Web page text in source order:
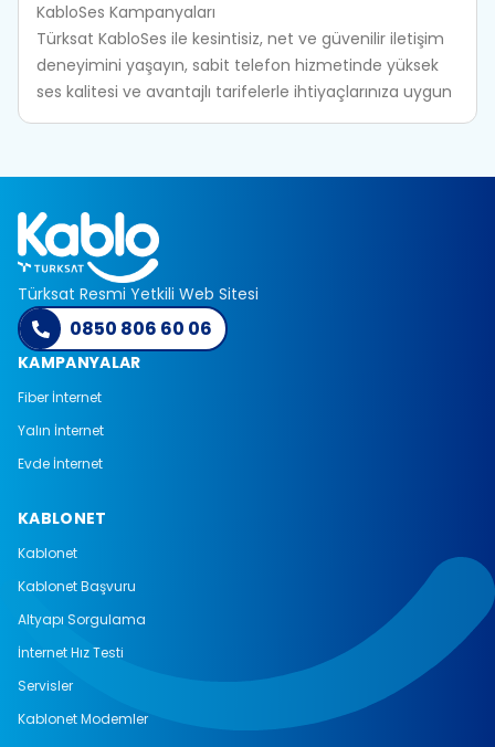
KabloSes Kampanyaları
Türksat KabloSes ile kesintisiz, net ve güvenilir iletişim
deneyimini yaşayın, sabit telefon hizmetinde yüksek
ses kalitesi ve avantajlı tarifelerle ihtiyaçlarınıza uygun
çözüme hızlıca ulaşın.
altyapısı üzerinden sunan modern bir iletişim
çözümüdür. Geleneksel hatlara kıyasla daha kararlı,
daha net ve dış etkenlerden etkilenmeyen bir
görüşme deneyimi sağlar.
Avantajlı Tarife ve Paket Seçenekleri
İhtiyaçlara göre şekillendirilen uygun fiyatlı tarifelerle
hem yurtiçi hem yurtdışı aramalar yapılabilir. KabloSes
kullanıcıları arasında ekonomik görüşme imkânı, sabit
Fiber tabanlı altyapı sayesinde görüşmelerde parazit,
gecikme veya kesinti yaşanmaz. Her çağrıda kristal
netliğinde ses kalitesi elde edilir ve iletişim sürekliliği en
üst seviyede korunur.
Ekonomik Sabit Ücretler:
Uygun aylık maliyetle
yüksek kalite.
Geniş Erişim:
Türkiye genelinde güçlü altyapı ağı.
Türksat Resmi Yetkili Web Sitesi
0850 806 60 06
KAMPANYALAR
Fiber İnternet
Yalın İnternet
Evde İnternet
KABLONET
Kablonet
Kablonet Başvuru
Altyapı Sorgulama
İnternet Hız Testi
Servisler
Kablonet Modemler